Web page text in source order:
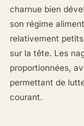
charnue bien
son régime
relativement
sur la tête. Les
proportionnées,
permettant de
courant.